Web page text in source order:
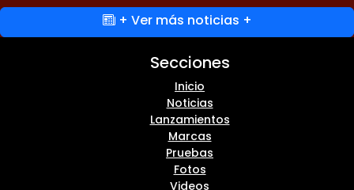
+ Ver más noticias +
Secciones
Inicio
Noticias
Lanzamientos
Marcas
Pruebas
Fotos
Videos